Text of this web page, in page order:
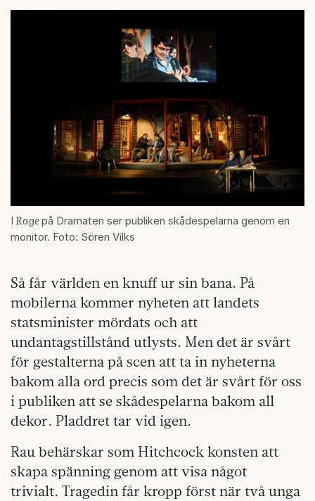
I Ragepå Dramaten ser publiken skådespelarna genom en
monitor. Foto: Sören Vilks
Så får världen en knuff ur sin bana. På
mobilerna kommer nyheten att landets
statsminister mördats och att
undantagstillstånd utlysts. Men det är svårt
för gestalterna på scen att ta in nyheterna
bakom alla ord precis som det är svårt för oss
i publiken att se skådespelarna bakom all
dekor. Pladdret tar vid igen.
Rau behärskar som Hitchcock konsten att
skapa spänning genom att visa något
trivialt. Tragedin får kropp först när två unga